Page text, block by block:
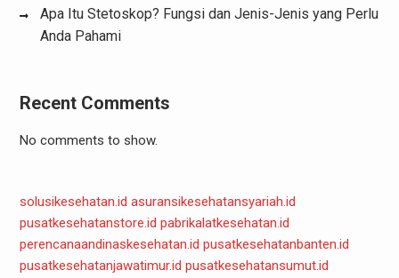
Apa Itu Stetoskop? Fungsi dan Jenis-Jenis yang Perlu
Anda Pahami
Recent Comments
No comments to show.
solusikesehatan.id asuransikesehatansyariah.id
pusatkesehatanstore.id pabrikalatkesehatan.id
perencanaandinaskesehatan.id pusatkesehatanbanten.id
pusatkesehatanjawatimur.id pusatkesehatansumut.id